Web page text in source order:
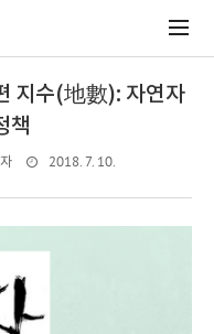
지수(地數): 자연자
책
2018. 7. 10.